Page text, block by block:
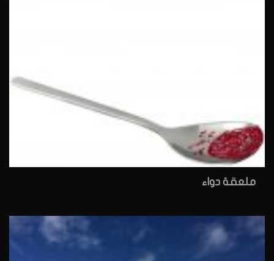
ملعقة دواء